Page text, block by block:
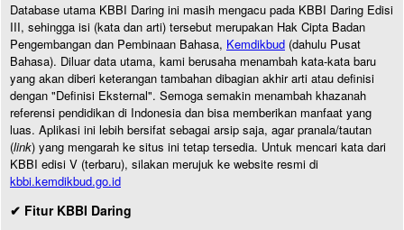
Database utama KBBI Daring ini masih mengacu pada KBBI Daring Edisi
III, sehingga isi (kata dan arti) tersebut merupakan Hak Cipta Badan
Pengembangan dan Pembinaan Bahasa, Kemdikbud (dahulu Pusat
Bahasa). Diluar data utama, kami berusaha menambah kata-kata baru
yang akan diberi keterangan tambahan dibagian akhir arti atau definisi
dengan "Definisi Eksternal". Semoga semakin menambah khazanah
referensi pendidikan di Indonesia dan bisa memberikan manfaat yang
luas. Aplikasi ini lebih bersifat sebagai arsip saja, agar pranala/tautan
(link) yang mengarah ke situs ini tetap tersedia. Untuk mencari kata dari
KBBI edisi V (terbaru), silakan merujuk ke website resmi di
kbbi.kemdikbud.go.id
✔ Fitur KBBI Daring